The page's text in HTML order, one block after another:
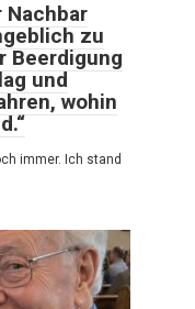
zu
Beerdigung
und
wohin
immer. Ich stand